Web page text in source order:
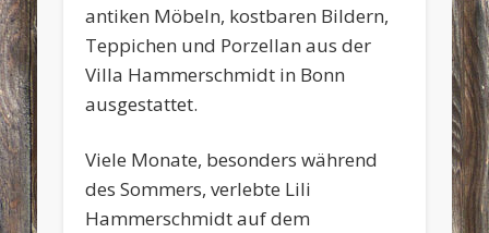
antiken Möbeln, kostbaren Bildern,
Teppichen und Porzellan aus der
Villa Hammerschmidt in Bonn
ausgestattet.
Viele Monate, besonders während
des Sommers, verlebte Lili
Hammerschmidt auf dem